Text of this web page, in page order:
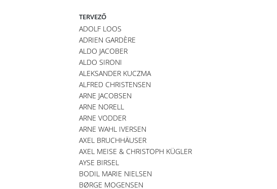
TERVEZŐ
ADOLF LOOS
ADRIEN GARDÈRE
ALDO JACOBER
ALDO SIRONI
ALEKSANDER KUCZMA
ALFRED CHRISTENSEN
ARNE JACOBSEN
ARNE NORELL
ARNE VODDER
ARNE WAHL IVERSEN
AXEL BRUCHHÄUSER
AXEL MEISE & CHRISTOPH KÜGLER
AYSE BIRSEL
BODIL MARIE NIELSEN
BØRGE MOGENSEN